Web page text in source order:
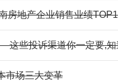
房地产企业销售业绩
这些投诉渠道你一定要,知
市场三大变革